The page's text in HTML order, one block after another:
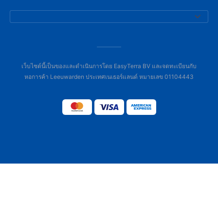
เว็บไซต์นี้เป็นของและดำเนินการโดย EasyTerra BV และจดทะเบียนกับ
หอการค้า Leeuwarden ประเทศเนเธอร์แลนด์ หมายเลข 01104443